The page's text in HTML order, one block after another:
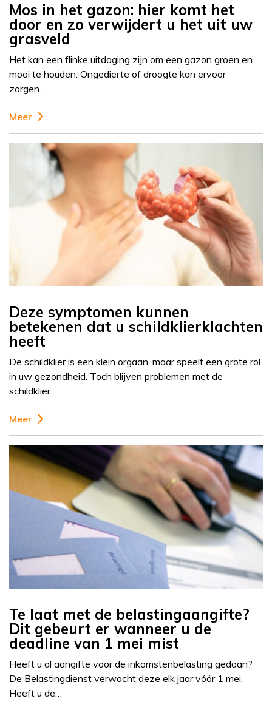
Mos in het gazon: hier komt het
door en zo verwijdert u het uit uw
grasveld
Het kan een flinke uitdaging zijn om een gazon groen en
mooi te houden. Ongedierte of droogte kan ervoor
zorgen…
Meer
Deze symptomen kunnen
betekenen dat u schildklierklachten
heeft
De schildklier is een klein orgaan, maar speelt een grote rol
in uw gezondheid. Toch blijven problemen met de
schildklier…
Meer
Te laat met de belastingaangifte?
Dit gebeurt er wanneer u de
deadline van 1 mei mist
Heeft u al aangifte voor de inkomstenbelasting gedaan?
De Belastingdienst verwacht deze elk jaar vóór 1 mei.
Heeft u de…